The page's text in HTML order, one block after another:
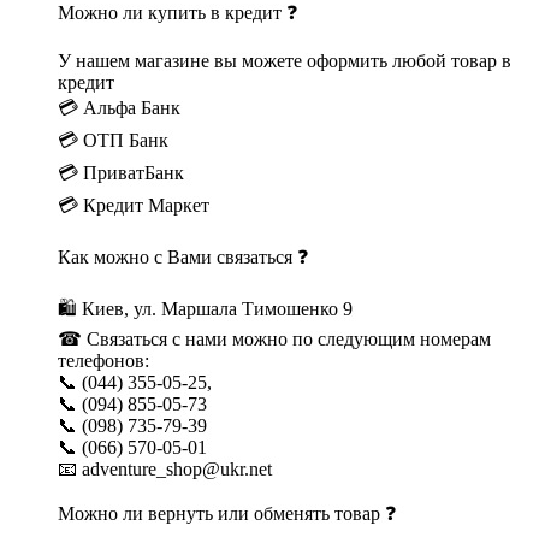
Можно ли купить в кредит ❓
У нашем магазине вы можете оформить любой товар в
кредит
💳 Альфа Банк
💳 ОТП Банк
💳 ПриватБанк
💳 Кредит Маркет
Как можно с Вами связаться ❓
🛍 Киев, ул. Маршала Тимошенко 9
☎ Связаться с нами можно по следующим номерам
телефонов:
📞 (044) 355-05-25,
📞 (094) 855-05-73
📞 (098) 735-79-39
📞 (066) 570-05-01
📧 adventure_shop@ukr.net
Можно ли вернуть или обменять товар ❓